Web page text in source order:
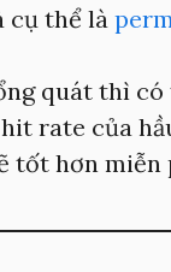
cụ thể là
quát thì có
rate của
tốt hơn miễn